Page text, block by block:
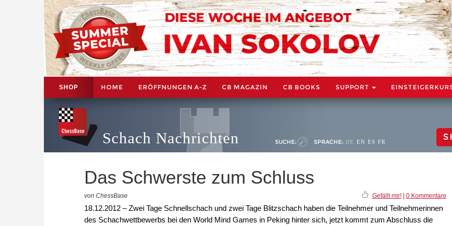
SHOP HOME ERÖFFNUNGEN A-Z CB MAGAZIN CB BOOKS SUPPORT
Schach Nachrichten SUCHE: SPRACHE: DE EN ES FR
Das Schwerste zum Schluss
von ChessBase Gefällt mir!| 0 Kommentare
18.12.2012 – Zwei Tage Schnellschach und zwei Tage Blitzschach haben die Teilnehmer und Teilnehmerinnen
des Schachwettbewerbs bei den World Mind Games in Peking hinter sich, jetzt kommt zum Abschluss die